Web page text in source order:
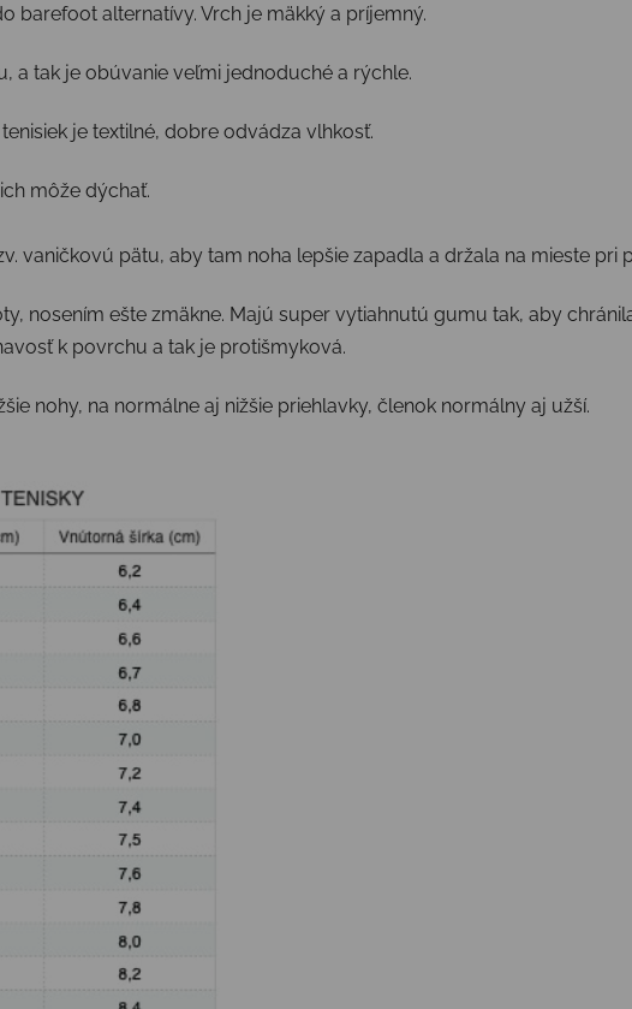
barefoot alternatívy. Vrch je mäkký a príjemný.
a tak je obúvanie veľmi jednoduché a rýchle.
je textilné, dobre odvádza vlhkosť.
môže dýchať.
vaničkovú pätu, aby tam noha lepšie zapadla a držala na mieste pri
nosením ešte zmäkne. Majú super vytiahnutú gumu tak, aby
k povrchu a tak je protišmyková.
nohy, na normálne aj nižšie priehlavky, členok normálny aj užší.